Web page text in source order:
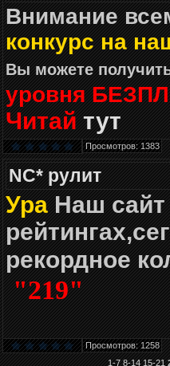
Внимание
конкурс на
Вы можете
уровня
Читайтут
Просмотров: 1383
NC* рулит
УраНаш
рекордное
"219"
Просмотров: 1258
1-7 8-14 15-21